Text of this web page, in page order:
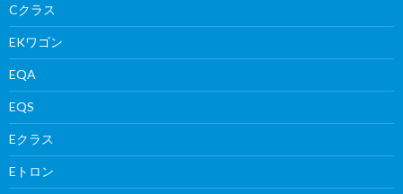
Cクラス
EKワゴン
EQA
EQS
Eクラス
Eトロン